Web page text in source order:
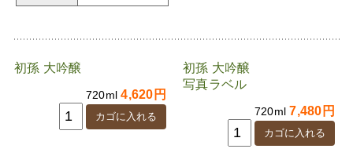
初孫 大吟醸
720ml4,620円
初孫 大吟醸
写真ラベル
720ml7,480円